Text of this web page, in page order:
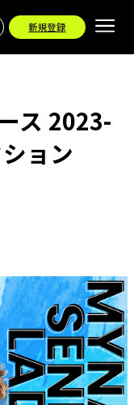
新規登録
ス 2023-
ョン